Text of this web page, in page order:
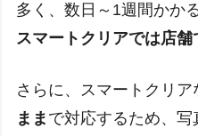
多く、数日～1週間かか
スマートクリアでは店舗
さらに、スマートクリア
まま で対応するため、